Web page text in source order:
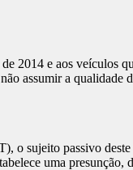
2014 e aos veículos
assumir a qualidade
o sujeito passivo deste
uma presunção,